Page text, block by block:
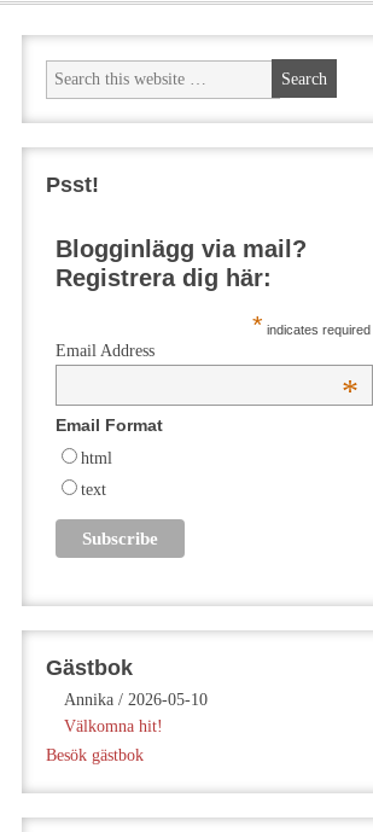
Psst!
Blogginlägg via mail?
Registrera dig här:
* indicates required
Email Address
*
Email Format
html
text
Gästbok
Annika / 2026-05-10
Välkomna hit!
Besök gästbok